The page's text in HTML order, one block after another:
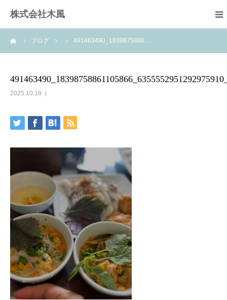
株式会社木風
ブログ 491463490_1839875886…
2025.10.18
業務案内
お問い合せ